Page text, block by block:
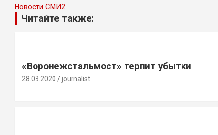
Новости СМИ2
Читайте также:
«Воронежстальмост» терпит убытки
28.03.2020 journalist